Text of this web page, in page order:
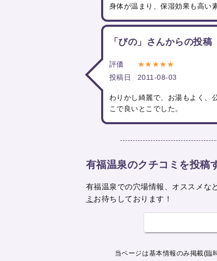
身体が温まり、保湿効果も高い
「びの」さんからの投稿
評価
★★★★★
投稿日
2011-08-03
わりかし綺麗で、お湯もよく、
こで良いとこでした。
有福温泉のクチコミを投稿
有福温泉での穴場情報、オススメな
ミ お待ちしております！
当ページは基本情報のみ掲載(臨